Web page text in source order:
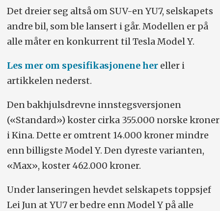
Det dreier seg altså om SUV-en YU7, selskapets
andre bil, som ble lansert i går. Modellen er på
alle måter en konkurrent til Tesla Model Y.
Les mer om spesifikasjonene her eller i
artikkelen nederst.
Den bakhjulsdrevne innstegsversjonen
(«Standard») koster cirka 355.000 norske kroner
i Kina. Dette er omtrent 14.000 kroner mindre
enn billigste Model Y. Den dyreste varianten,
«Max», koster 462.000 kroner.
Under lanseringen hevdet selskapets toppsjef
Lei Jun at YU7 er bedre enn Model Y på alle